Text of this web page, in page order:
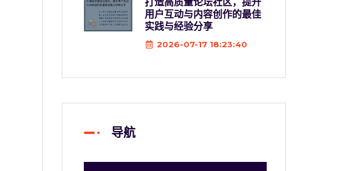
用户互动与内容创作的最佳
实践与经验分享
2026-07-17 18:23:40
导航